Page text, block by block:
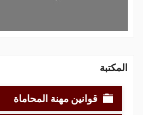
المكتبة
قوانين مهنة المحاماة